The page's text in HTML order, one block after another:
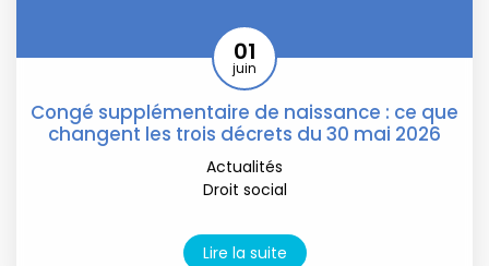
Congé supplémentaire de naissance : ce que
changent les trois décrets du 30 mai 2026
01
juin
Actualités
Droit social
Lire la suite